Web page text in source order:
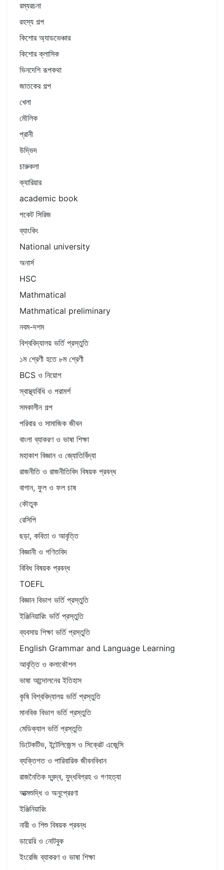
রম্যরচনা
রহস্য গল্প
কিশোর অ্যাডভেঞ্চার
কিশোর ক্লাসিক
ভিনদেশি রূপকথা
জাতকের গল্প
খেলা
মৌলিক
প্রানী
উদ্ভিদ
চারুকলা
ক্যারিয়ার
academic book
পকেট সিরিজ
ব্যাংকিং
National university
অনার্স
HSC
Mathmatical
Mathmatical preliminary
নবম-দশম
বিশ্ববিদ্যালয় ভর্তি প্রস্তুতি
১ম শ্রেণী হতে ৮ম শ্রেণী
BCS ও নিয়োগ
স্বাস্থ্যবিধি ও পরামর্শ
সমকালীন গল্প
পরিবার ও সামাজিক জীবন
বাংলা ব্যাকরণ ও ভাষা শিক্ষা
মহাকাশ বিজ্ঞান ও জ্যোতির্বিদ্যা
রাজনীতি ও রাজনীতিবিদ বিষয়ক প্রবন্ধ
বাগান, ফুল ও ফল চাষ
কৌতুক
রেসিপি
ছড়া, কবিতা ও আবৃত্তি
বিজ্ঞানী ও গণিতবিদ
বিবিধ বিষয়ক প্রবন্ধ
TOEFL
বিজ্ঞান বিভাগ ভর্তি প্রস্তুতি
ইঞ্জিনিয়ারিং ভর্তি প্রস্তুতি
ব্যবসায় শিক্ষা ভর্তি প্রস্তুতি
English Grammar and Language Learning
আবৃত্তি ও কলাকৌশল
ভাষা আন্দোলনের ইতিহাস
কৃষি বিশ্ববিদ্যালয় ভর্তি প্রস্তুতি
মানবিক বিভাগ ভর্তি প্রস্তুতি
মেডিক্যাল ভর্তি প্রস্তুতি
ডিটেকটিভ, ইন্টেলিজেন্স ও সিক্রেট এজেন্সি
ব্যক্তিগত ও পারিবারিক জীবনবিধান
রাজনৈতিক দ্বন্দ্ব, যুদ্ধবিগ্রহ ও গণহত্যা
আত্মশুদ্ধি ও অনুপ্রেরণা
ইঞ্জিনিয়ারিং
নারী ও শিশু বিষয়ক প্রবন্ধ
ডায়েরি ও নোটবুক
ইংরেজি ব্যাকরণ ও ভাষা শিক্ষা